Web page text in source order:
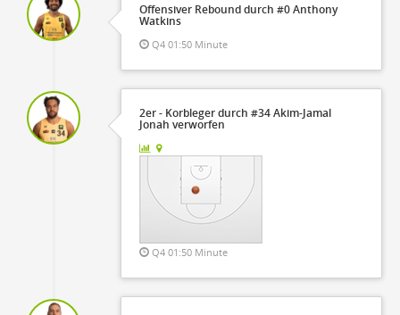
Offensiver Rebound durch #0 Anthony
Watkins
Q4 01:50 Minute
2er - Korbleger durch #34 Akim-Jamal
Jonah verworfen
Q4 01:50 Minute